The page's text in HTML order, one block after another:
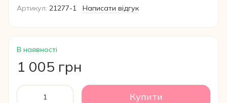
Артикул: 21277-1 Написати відгук
В наявності
1 005 грн
Купити